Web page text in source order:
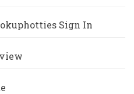
Sign In